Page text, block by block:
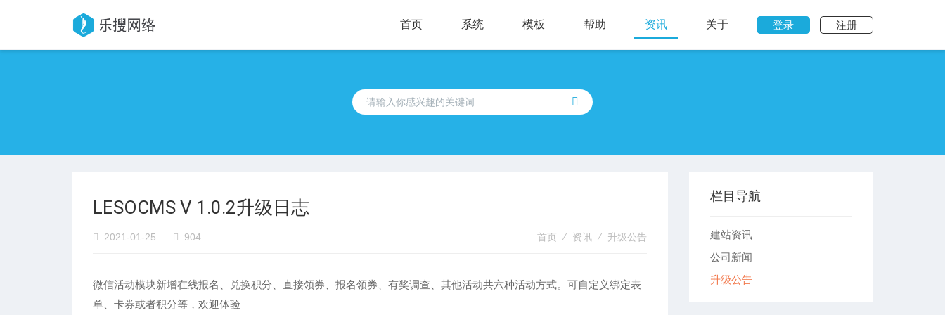
登录 注册
首页 系统 模板 帮助 资讯 关于
LESOCMS V 1.0.2升级日志
首页 ⁄ 资讯 ⁄ 升级公告
2021-01-25 904
微信活动模块新增在线报名、兑换积分、直接领券、报名领券、有奖调查、其他活动共六种活动方式。可自定义绑定表
单、卡券或者积分等，欢迎体验
栏目导航
建站资讯
公司新闻
升级公告